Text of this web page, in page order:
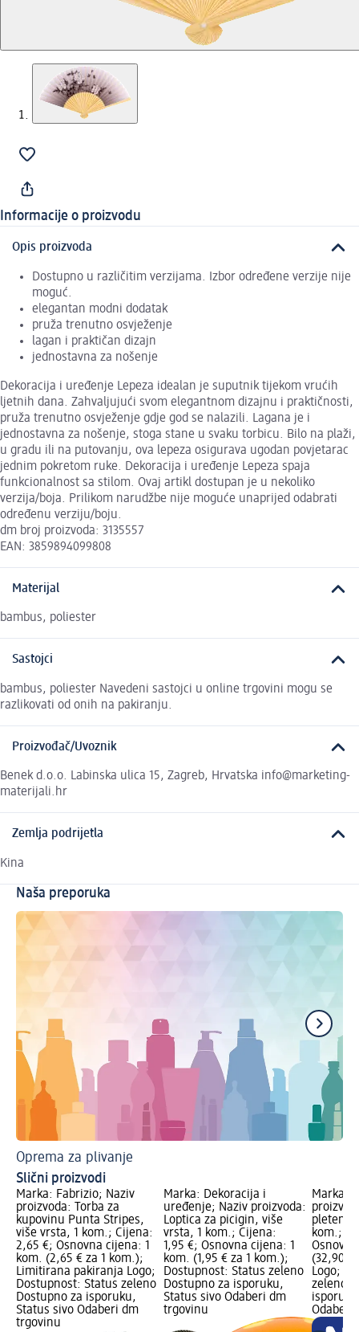
Informacije o proizvodu
Opis proizvoda
Dostupno u različitim verzijama. Izbor određene verzije nije
moguć.
elegantan modni dodatak
pruža trenutno osvježenje
lagan i praktičan dizajn
jednostavna za nošenje
Dekoracija i uređenje Lepeza idealan je suputnik tijekom vrućih
ljetnih dana. Zahvaljujući svom elegantnom dizajnu i praktičnosti,
pruža trenutno osvježenje gdje god se nalazili. Lagana je i
jednostavna za nošenje, stoga stane u svaku torbicu. Bilo na plaži,
u gradu ili na putovanju, ova lepeza osigurava ugodan povjetarac
jednim pokretom ruke. Dekoracija i uređenje Lepeza spaja
funkcionalnost sa stilom. Ovaj artikl dostupan je u nekoliko
verzija/boja. Prilikom narudžbe nije moguće unaprijed odabrati
određenu verziju/boju.
dm broj proizvoda: 3135557
EAN: 3859894099808
Materijal
bambus, poliester
Sastojci
bambus, poliester Navedeni sastojci u online trgovini mogu se
razlikovati od onih na pakiranju.
Proizvođač/Uvoznik
Benek d.o.o. Labinska ulica 15, Zagreb, Hrvatska info@marketing-
materijali.hr
Zemlja podrijetla
Kina
Naša preporuka
Oprema za plivanje
Slični proizvodi
Marka: Fabrizio; Naziv
proizvoda: Torba za
kupovinu Punta Stripes,
više vrsta, 1 kom.; Cijena:
2,65 €; Osnovna cijena: 1
kom. (2,65 € za 1 kom.);
Limitirana pakiranja Logo;
Dostupnost: Status zeleno
Dostupno za isporuku,
Status sivo Odaberi dm
trgovinu
Marka: Dekoracija i
uređenje; Naziv proizvoda:
Loptica za picigin, više
vrsta, 1 kom.; Cijena:
1,95 €; Osnovna cijena: 1
kom. (1,95 € za 1 kom.);
Dostupnost: Status zeleno
Dostupno za isporuku,
Status sivo Odaberi dm
trgovinu
Marka:
pleteni
kom.;
(32,90 €
Logo;
zeleno
Odaberi